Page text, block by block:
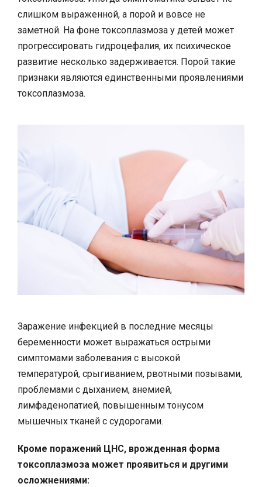
слишком выраженной, а порой и вовсе не
заметной. На фоне токсоплазмоза у детей может
прогрессировать гидроцефалия, их психическое
развитие несколько задерживается. Порой такие
признаки являются единственными проявлениями
токсоплазмоза.
Заражение инфекцией в последние месяцы
беременности может выражаться острыми
симптомами заболевания с высокой
температурой, срыгиванием, рвотными позывами,
проблемами с дыханием, анемией,
лимфаденопатией, повышенным тонусом
мышечных тканей с судорогами.
Кроме поражений ЦНС, врожденная форма
токсоплазмоза может проявиться и другими
осложнениями: